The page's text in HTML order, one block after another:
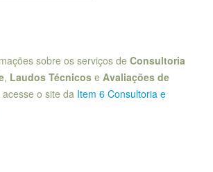
sobre os serviços de Consultoria
, Laudos Técnicos e Avaliações de
acesse o site da Item 6 Consultoria e